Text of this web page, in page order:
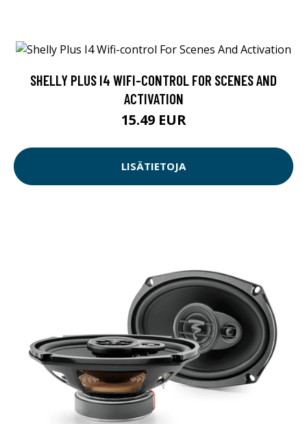
SHELLY PLUS I4 WIFI-CONTROL FOR SCENES AND
ACTIVATION
15.49 EUR
LISÄTIETOJA